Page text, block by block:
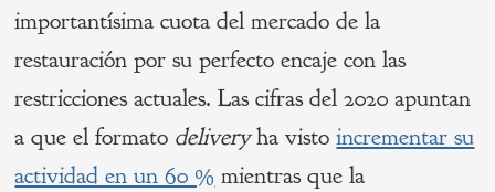
importantísima cuota del mercado de la
restauración por su perfecto encaje con las
restricciones actuales. Las cifras del 2020 apuntan
a que el formato deliveryha vistoincrementar su
actividad en un 60 % mientras que la